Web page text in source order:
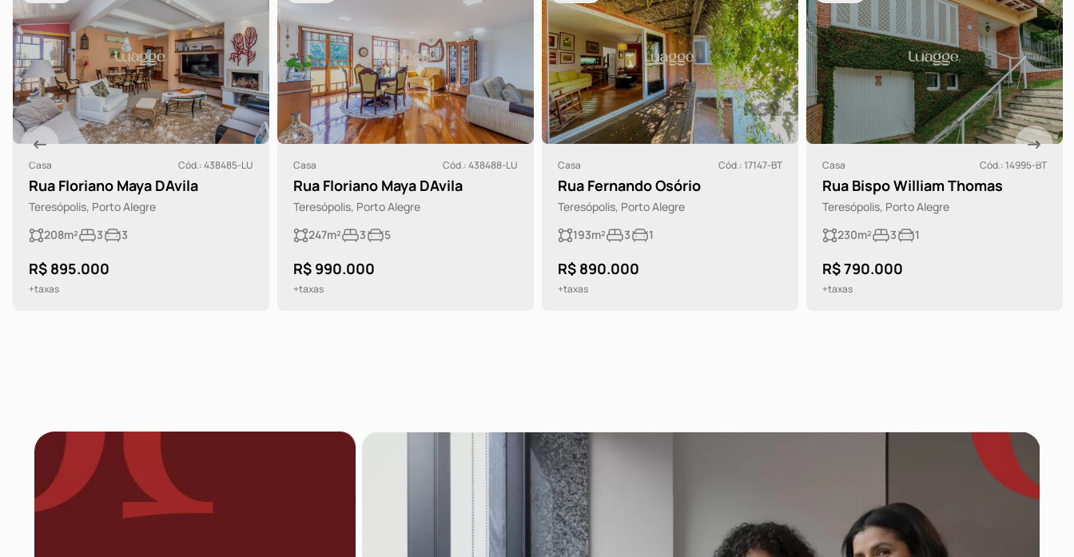
Casa Cód.: 438485-LU
Rua Floriano Maya DAvila
Teresópolis, Porto Alegre
208m²
3 3
R$ 895.000
+taxas
Casa Cód.: 438488-LU
Rua Floriano Maya DAvila
Teresópolis, Porto Alegre
247m²
3 5
R$ 990.000
+taxas
Casa Cód.: 17147-BT
Rua Fernando Osório
Teresópolis, Porto Alegre
193m²
3 1
R$ 890.000
+taxas
Casa Cód.: 14995-BT
Rua Bispo William Thomas
Teresópolis, Porto Alegre
230m²
3 1
R$ 790.000
+taxas